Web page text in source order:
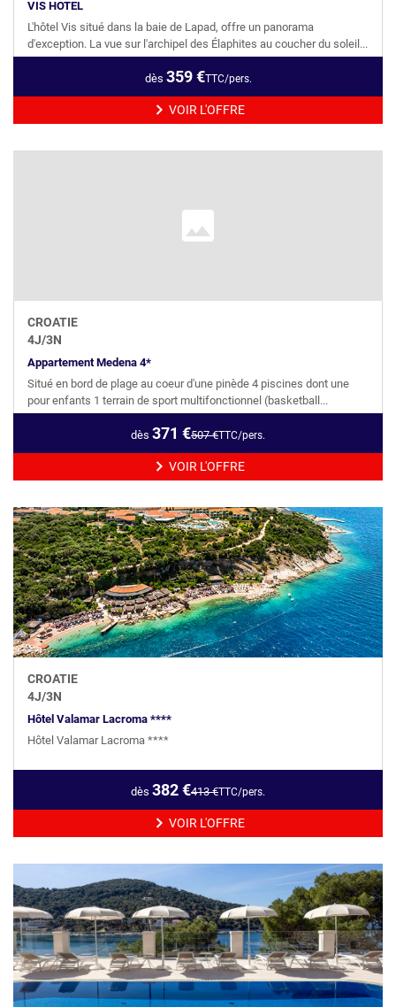
VIS HOTEL
L'hôtel Vis situé dans la baie de Lapad, offre un panorama
d'exception. La vue sur l'archipel des Élaphites au coucher du soleil...
dès 359€TTC/pers.
VOIR L'OFFRE
CROATIE
4J/3N
Appartement Medena 4*
Situé en bord de plage au coeur d'une pinède 4 piscines dont une
pour enfants 1 terrain de sport multifonctionnel (basketball...
dès 371 €507€TTC/pers.
VOIR L'OFFRE
CROATIE
4J/3N
Hôtel Valamar Lacroma ****
Hôtel Valamar Lacroma ****
dès 382€413€TTC/pers.
VOIR L'OFFRE